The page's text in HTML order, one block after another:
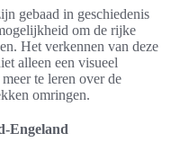
gebaad in geschiedenis
om de rijke
Het verkennen van deze
alleen een visueel
te leren over de
omringen.
Engeland